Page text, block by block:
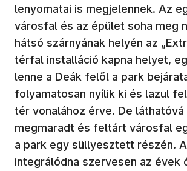
lenyomatai is megjelennek. Az
városfal és az épület soha meg
hátsó szárnyának helyén az
térfal installáció kapna helyet,
lenne a Deák felől a park
folyamatosan nyílik ki és lazul
tér vonalához érve. De láthatóvá
megmaradt és feltárt városfal
a park egy süllyesztett részén.
integrálódna szervesen az évek